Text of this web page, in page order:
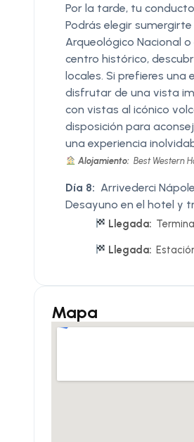
Por la tarde, tu
Podrás elegir
Arqueológico Nacional
centro histórico,
locales. Si prefieres
disfrutar de una vista
con vistas al icónico
disposición para
una experiencia
Alojamiento: Best Western
Día 8: Arrivederci
Desayuno en el hotel y
Llegada:
Llegada:
Mapa